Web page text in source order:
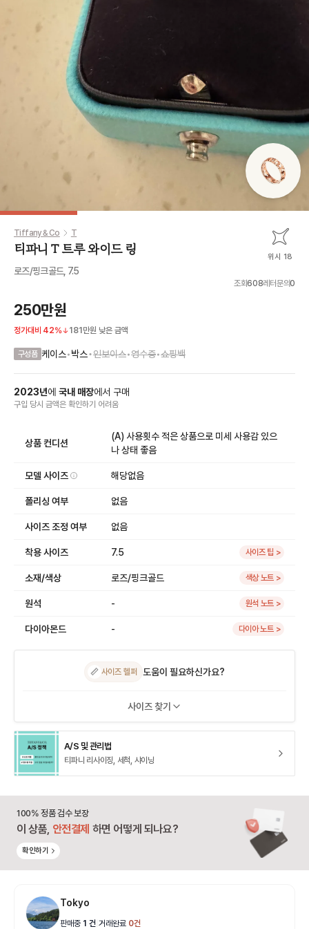
Tiffany & Co T
티파니 T 트루 와이드 링 위시 18
로즈/핑크골드, 7.5
조회608레터문의0
250만원
정가대비 42% 181만원 낮은 금액
구성품 케이스•박스•인보이스•영수증•쇼핑백
2023년에 국내 매장에서 구매
구입 당시 금액은 확인하기 어려움
상품 컨디션
(A) 사용횟수 적은 상품으로 미세 사용감 있으
나 상태 좋음
모델 사이즈 해당없음
폴리싱 여부 없음
사이즈 조정 여부 없음
착용 사이즈 7.5 사이즈 팁 >
소재/색상 로즈/핑크골드 색상 노트 >
원석 - 원석 노트 >
다이아몬드 - 다이아 노트 >
📏 사이즈 헬퍼 도움이 필요하신가요?
사이즈 찾기
A/S 및 관리법
티파니 리사이징, 세척, 샤이닝
100% 정품 검수 보장
이 상품, 안전결제 하면 어떻게 되나요?
확인하기
Tokyo
판매중 1 건 거래완료 0건